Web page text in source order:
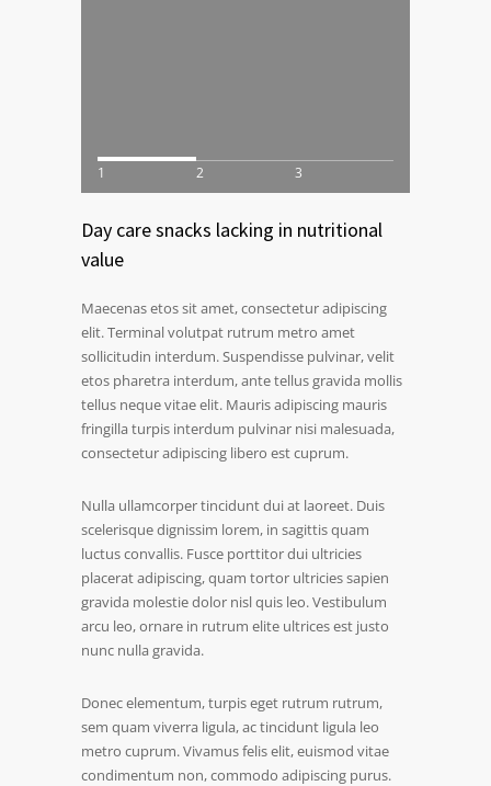
1 2 3
Day care snacks lacking in nutritional
value
Maecenas etos sit amet, consectetur adipiscing
elit. Terminal volutpat rutrum metro amet
sollicitudin interdum. Suspendisse pulvinar, velit
etos pharetra interdum, ante tellus gravida mollis
tellus neque vitae elit. Mauris adipiscing mauris
fringilla turpis interdum pulvinar nisi malesuada,
consectetur adipiscing libero est cuprum.
Nulla ullamcorper tincidunt dui at laoreet. Duis
scelerisque dignissim lorem, in sagittis quam
luctus convallis. Fusce porttitor dui ultricies
placerat adipiscing, quam tortor ultricies sapien
gravida molestie dolor nisl quis leo. Vestibulum
arcu leo, ornare in rutrum elite ultrices est justo
nunc nulla gravida.
Donec elementum, turpis eget rutrum rutrum,
sem quam viverra ligula, ac tincidunt ligula leo
metro cuprum. Vivamus felis elit, euismod vitae
condimentum non, commodo adipiscing purus.